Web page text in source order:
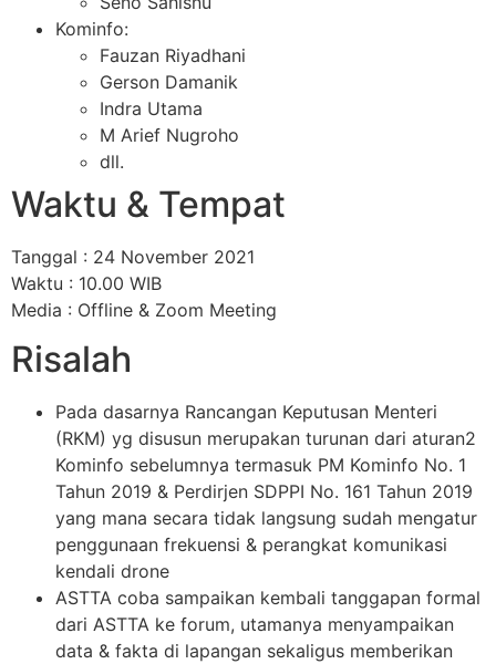
Kominfo:
Fauzan Riyadhani
Gerson Damanik
Indra Utama
M Arief Nugroho
dll.
Waktu & Tempat
Tanggal : 24 November 2021
Waktu : 10.00 WIB
Media : Offline & Zoom Meeting
Risalah
Pada dasarnya Rancangan Keputusan Menteri
(RKM) yg disusun merupakan turunan dari aturan2
Kominfo sebelumnya termasuk PM Kominfo No. 1
Tahun 2019 & Perdirjen SDPPI No. 161 Tahun 2019
yang mana secara tidak langsung sudah mengatur
penggunaan frekuensi & perangkat komunikasi
kendali drone
ASTTA coba sampaikan kembali tanggapan formal
dari ASTTA ke forum, utamanya menyampaikan
data & fakta di lapangan sekaligus memberikan